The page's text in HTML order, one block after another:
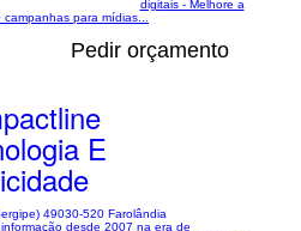
digitais - Melhore a
para mídias...
Pedir orçamento
E
49030-520 Farolândia
desde 2007 na era de